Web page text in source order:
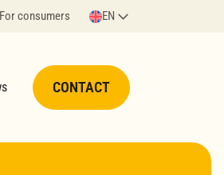
For consumers EN
CONTACT